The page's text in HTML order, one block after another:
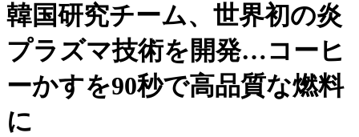
韓国研究チーム、世界初の炎
プラズマ技術を開発…コーヒ
ーかすを90秒で高品質な燃料
に